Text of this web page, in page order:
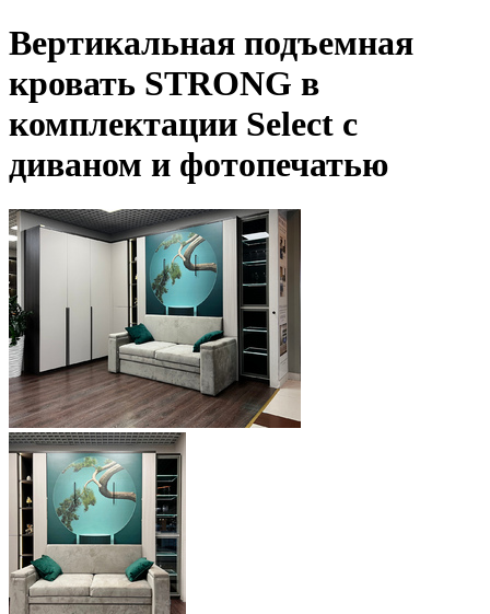
Вертикальная подъемная
кровать STRONG в
комплектации Select с
диваном и фотопечатью